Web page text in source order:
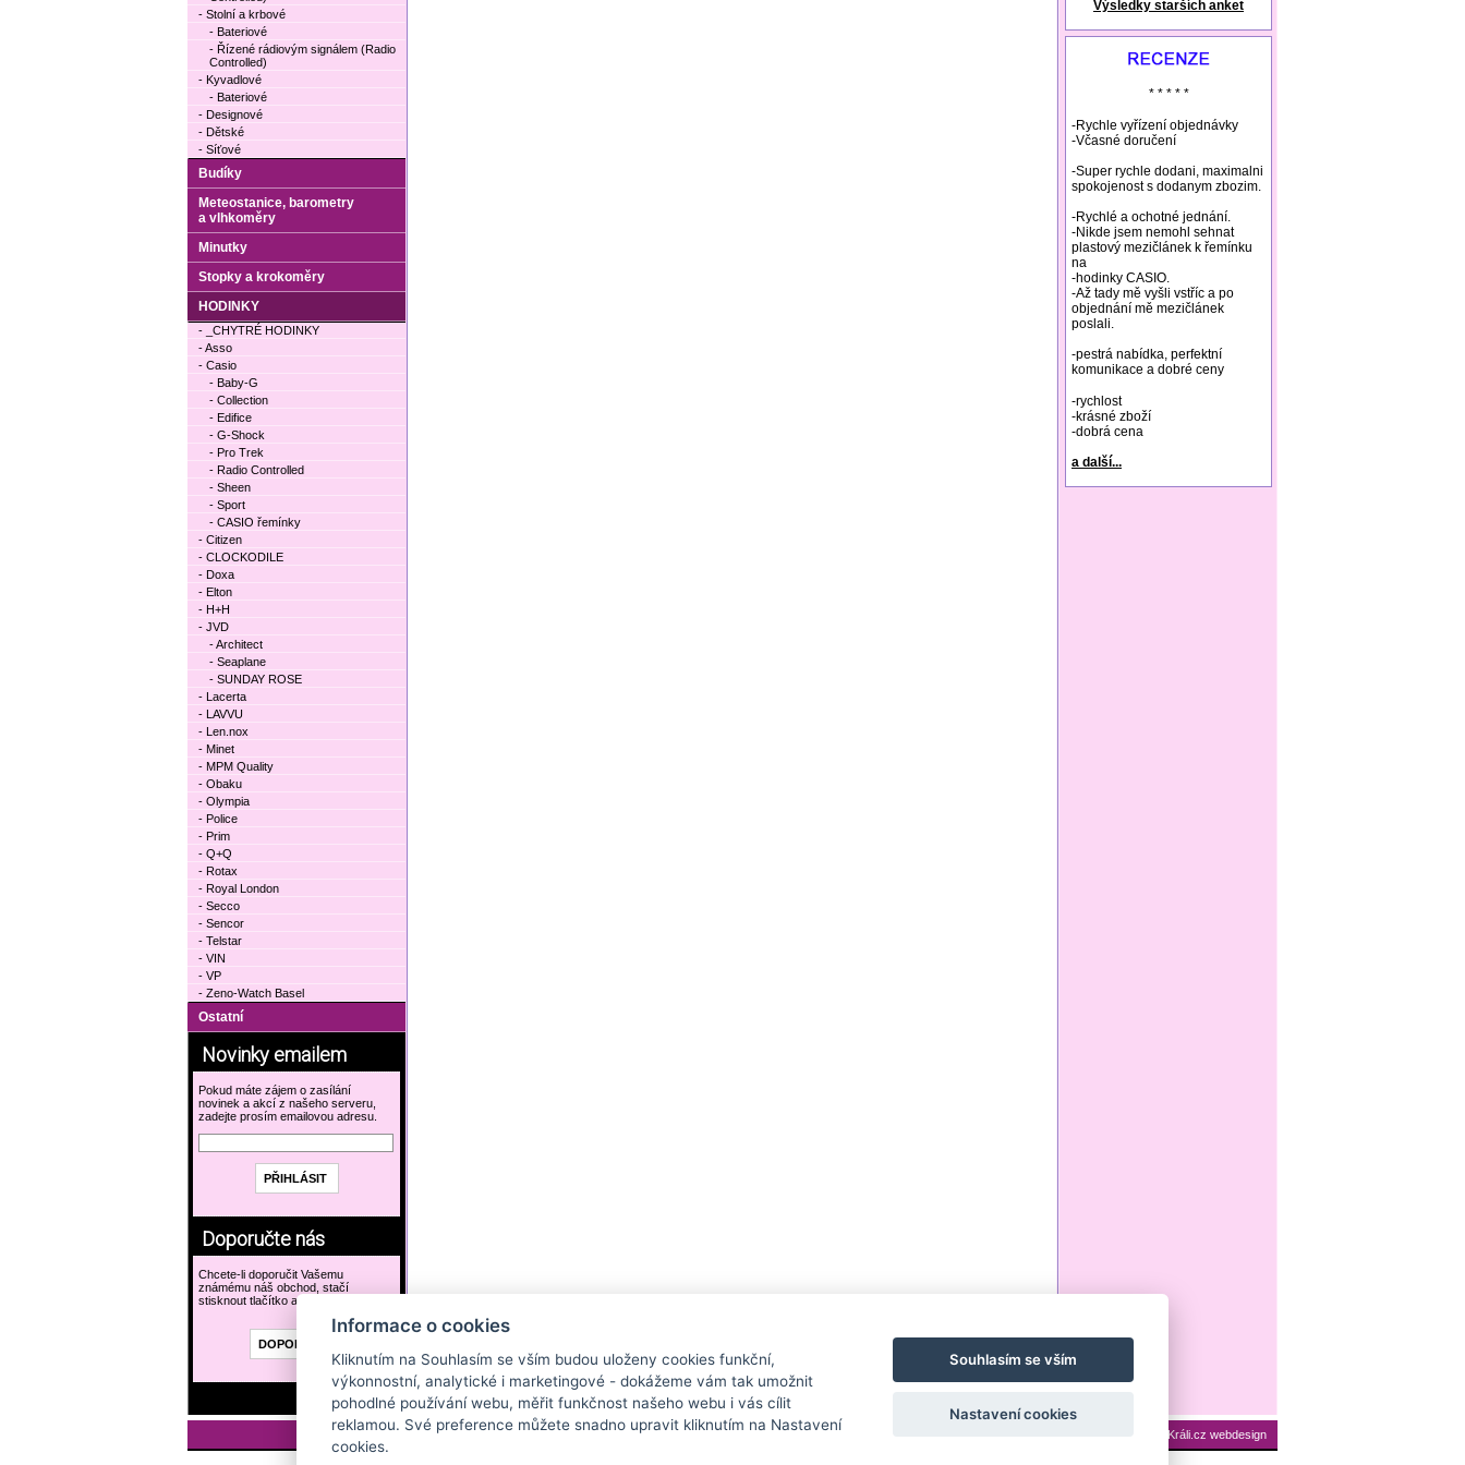
natural remedies rosacea
Výsledky starších anket
* * * * *
-Rychle vyřízení objednávky
-Včasné doručení
-Super rychle dodani, maximalni
spokojenost s dodanym zbozim.
-Rychlé a ochotné jednání.
-Nikde jsem nemohl sehnat
plastový mezičlánek k řemínku
na
-hodinky CASIO.
-Až tady mě vyšli vstříc a po
objednání mě mezičlánek
poslali.
-pestrá nabídka, perfektní
komunikace a dobré ceny
-rychlost
-krásné zboží
-dobrá cena
a další...
- Stolní a krbové
- Bateriové
- Řízené rádiovým signálem (Radio
Controlled)
- Kyvadlové
- Bateriové
- Designové
- Dětské
- Síťové
Budíky
Meteostanice, barometry
a vlhkoměry
Minutky
Stopky a krokoměry
HODINKY
- _CHYTRÉ HODINKY
- Asso
- Casio
- Baby-G
- Collection
- Edifice
- G-Shock
- Pro Trek
- Radio Controlled
- Sheen
- Sport
- CASIO řemínky
- Citizen
- CLOCKODILE
- Doxa
- Elton
- H+H
- JVD
- Architect
- Seaplane
- SUNDAY ROSE
- Lacerta
- LAVVU
- Len.nox
- Minet
- MPM Quality
- Obaku
- Olympia
- Police
- Prim
- Q+Q
- Rotax
- Royal London
- Secco
- Sencor
- Telstar
- VIN
- VP
- Zeno-Watch Basel
Ostatní
Novinky emailem
Pokud máte zájem o zasílání
novinek a akcí z našeho serveru,
zadejte prosím emailovou adresu.
Doporučte nás
Chcete-li doporučit Vašemu
známému náš obchod, stačí
stisknout tlačítko a vyplnit formulář.
Ochrana osobních údajů Králi.cz webdesign
Informace o cookies
Kliknutím na Souhlasím se vším budou uloženy cookies funkční,
výkonnostní, analytické i marketingové - dokážeme vám tak umožnit
pohodlné používání webu, měřit funkčnost našeho webu i vás cílit
reklamou. Své preference můžete snadno upravit kliknutím na Nastavení
cookies.
Souhlasím se vším
Nastavení cookies